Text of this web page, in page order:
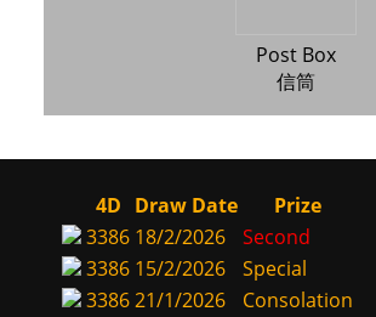
Post Box
信筒
4D Draw Date
Prize
3386 18/2/2026
Second
3386 15/2/2026
Special
338621/1/2026
Consolation